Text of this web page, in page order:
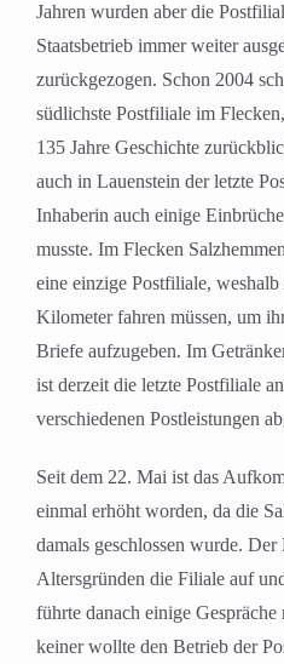
Jahren wurden aber die
Staatsbetrieb immer weiter
zurückgezogen. Schon 2004
südlichste Postfiliale im
135 Jahre Geschichte
auch in Lauenstein der letzte
Inhaberin auch einige
musste. Im Flecken
eine einzige Postfiliale,
Kilometer fahren müssen, um
Briefe aufzugeben. Im
ist derzeit die letzte Postfiliale
verschiedenen Postleistungen
Seit dem 22. Mai ist das
einmal erhöht worden, da die
damals geschlossen wurde. Der
Altersgründen die Filiale auf
führte danach einige
keiner wollte den Betrieb der